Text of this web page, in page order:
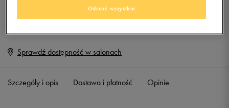
Jeśli artykuł będzie ponownie dostępny, otrzymasz od nas powiadomienie.
BR Powiadom o dostępności
XS Powiadom o dostępności
Sprawdź dostępność w salonach
Szczegóły i opis Dostawa i płatność Opinie
Odrzuć wszystkie